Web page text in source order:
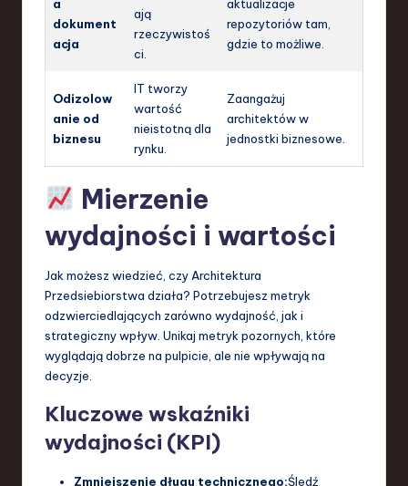
a
dokument
acja
ają
rzeczywistoś
ci.
aktualizacje
repozytoriów tam,
gdzie to możliwe.
Odizolow
anie od
biznesu
IT tworzy
wartość
nieistotną dla
rynku.
Zaangażuj
architektów w
jednostki biznesowe.
Mierzenie
wydajności i wartości
Jak możesz wiedzieć, czy Architektura
Przedsiebiorstwa działa? Potrzebujesz metryk
odzwierciedlających zarówno wydajność, jak i
strategiczny wpływ. Unikaj metryk pozornych, które
wyglądają dobrze na pulpicie, ale nie wpływają na
decyzje.
Kluczowe wskaźniki
wydajności (KPI)
Zmniejszenie długu technicznego:Śledź